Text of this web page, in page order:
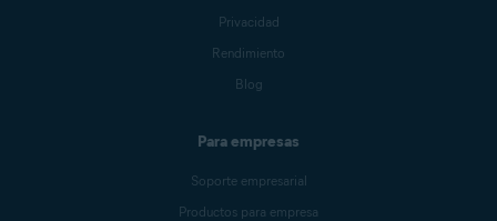
Privacidad
Rendimiento
Blog
Para empresas
Soporte empresarial
Productos para empresa